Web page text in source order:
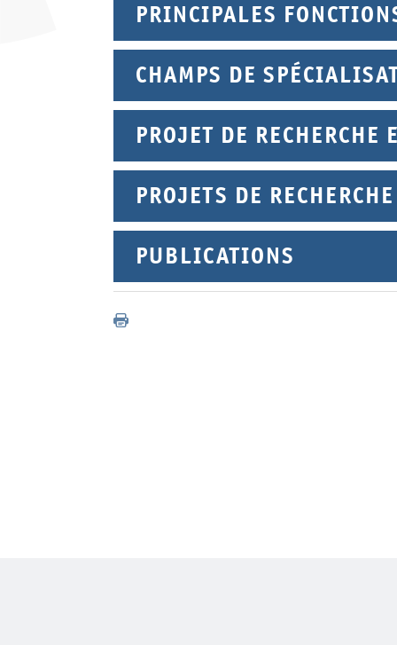
PRINCIPALES
CHAMPS DE
PROJET DE RECHERCHE
PROJETS DE
PUBLICATIONS